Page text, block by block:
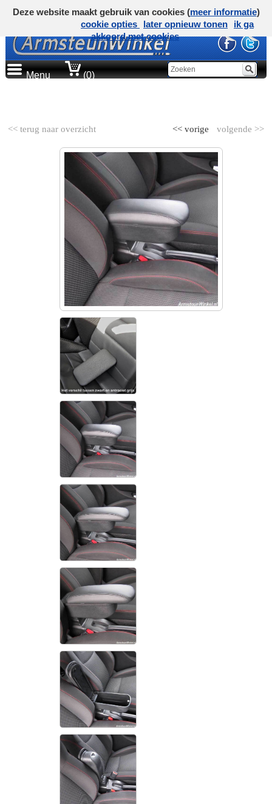
Menu (0)
<< terug naar overzicht volgende >>
<< vorige
Deze website maakt gebruik van cookies (meer informatie)
cookie opties
later opnieuw tonen
ik ga
akkoord met cookies